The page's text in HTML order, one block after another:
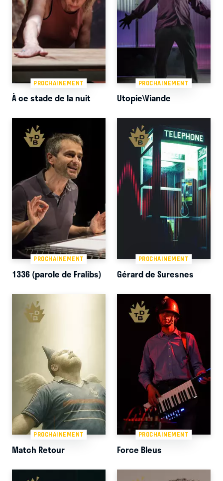
PROCHAINEMENT
À ce stade de la nuit
PROCHAINEMENT
Utopie\Viande
PROCHAINEMENT
1336 (parole de Fralibs)
PROCHAINEMENT
Gérard de Suresnes
PROCHAINEMENT
Match Retour
PROCHAINEMENT
Force Bleus